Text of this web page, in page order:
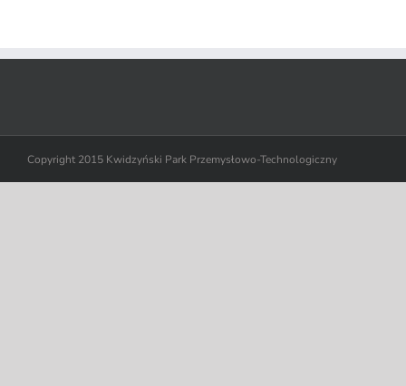
Copyright 2015 Kwidzyński Park Przemysłowo-Technologiczny